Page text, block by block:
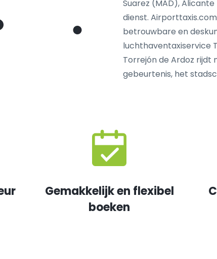
Suarez (MAD),
dienst.
betrouwbare en
luchthaventaxiservice
Torrejón de Ardoz rijdt
gebeurtenis, het
Gemakkelijk en flexibel
boeken